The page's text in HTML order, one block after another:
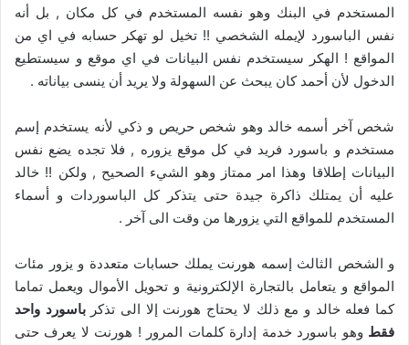
المستخدم في البنك وهو نفسه المستخدم في كل مكان , بل أنه
نفس الباسورد لإيمله الشخصي !! تخيل لو تهكر حسابه في اي من
المواقع ! الهكر سيستخدم نفس البيانات في اي موقع و سيستطيع
الدخول لأن أحمد كان يبحث عن السهولة ولا يريد أن ينسى بياناته .
شخص آخر أسمه خالد وهو شخص حريص و ذكي لأنه يستخدم إسم
مستخدم و باسورد فريد في كل موقع يزوره , فلا تجده يضع نفس
البيانات إطلاقا وهذا امر ممتاز وهو الشيء الصحيح , ولكن !! خالد
عليه أن يمتلك ذاكرة جيدة حتى يتذكر كل الباسوردات و أسماء
المستخدم للمواقع التي يزورها من وقت الى آخر .
و الشخص الثالث إسمه هورنت يملك حسابات متعددة و يزور مئات
المواقع و يتعامل بالتجارة الإلكترونية و تحويل الأموال ويعمل تماما
كما فعله خالد و مع ذلك لا يحتاج هورنت إلا الى تذكرباسورد واحد
فقط وهو باسورد خدمة إدارة كلمات المرور ! هورنت لا يعرف حتى